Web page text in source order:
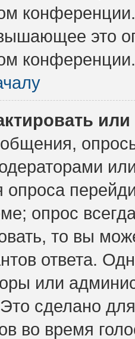
это
конференции.
опроса
опрос
то вы
ответа.
или
сделано
во время